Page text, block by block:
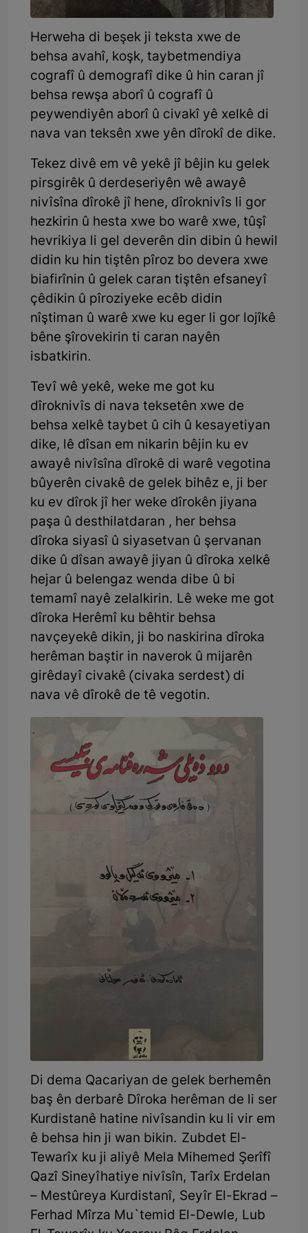
Herweha di beşek ji teksta xwe de
behsa avahî, koşk, taybetmendiya
cografî û demografî dike û hin caran jî
behsa rewşa aborî û cografî û
peywendiyên aborî û civakî yê xelkê di
nava van teksên xwe yên dîrokî de dike.
Tekez divê em vê yekê jî bêjin ku gelek
pirsgirêk û derdeseriyên wê awayê
nivîsîna dîrokê jî hene, dîroknivîs li gor
hezkirin û hesta xwe bo warê xwe, tûşî
hevrikiya li gel deverên din dibin û hewil
didin ku hin tiştên pîroz bo devera xwe
biafirînin û gelek caran tiştên efsaneyî
çêdikin û pîroziyeke ecêb didin
nîştiman û warê xwe ku eger li gor lojîkê
bêne şîrovekirin ti caran nayên
isbatkirin.
Tevî wê yekê, weke me got ku
dîroknivîs di nava teksetên xwe de
behsa xelkê taybet û cih û kesayetiyan
dike, lê dîsan em nikarin bêjin ku ev
awayê nivîsîna dîrokê di warê vegotina
bûyerên civakê de gelek bihêz e, ji ber
ku ev dîrok jî her weke dîrokên jiyana
paşa û desthilatdaran , her behsa
dîroka siyasî û siyasetvan û şervanan
dike û dîsan awayê jiyan û dîroka xelkê
hejar û belengaz wenda dibe û bi
temamî nayê zelalkirin. Lê weke me got
dîroka Herêmî ku bêhtir behsa
navçeyekê dikin, ji bo naskirina dîroka
herêman baştir in naverok û mijarên
girêdayî civakê (civaka serdest) di
nava vê dîrokê de tê vegotin.
Di dema Qacariyan de gelek berhemên
baş ên derbarê Dîroka herêman de li ser
Kurdistanê hatine nivîsandin ku li vir em
ê behsa hin ji wan bikin. Zubdet El-
Tewarîx ku ji aliyê Mela Mihemed Şerîfî
Qazî Sineyî hatiye nivîsîn, Tarîx Erdelan
– Mestûreya Kurdistanî, Seyîr El-Ekrad –
Ferhad Mîrza Mu`temid El-Dewle, Lub